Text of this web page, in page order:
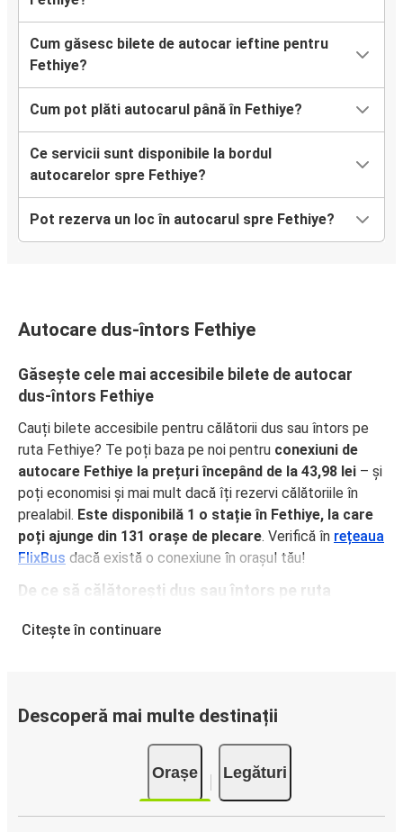
Cum găsesc bilete de autocar ieftine pentru
Fethiye?
Cum pot plăti autocarul până în Fethiye?
Ce servicii sunt disponibile la bordul
autocarelor spre Fethiye?
Pot rezerva un loc în autocarul spre Fethiye?
Autocare dus-întors Fethiye
Găsește cele mai accesibile bilete de autocar
dus-întors Fethiye
Cauți bilete accesibile pentru călătorii dus sau întors pe
ruta Fethiye? Te poți baza pe noi pentru conexiuni de
autocare Fethiye la prețuri începând de la 43,98 lei – și
poți economisi și mai mult dacă îți rezervi călătoriile în
prealabil. Este disponibilă 1 o stație în Fethiye, la care
poți ajunge din 131 orașe de plecare. Verifică în rețeaua
FlixBus dacă există o conexiune în orașul tău!
De ce să călătorești dus sau întors pe ruta
FlixBus oferă servicii confortabile la prețuri accesibile,
ruta Fethiye, grație dotărilor noastre precum Wi-Fi gratuit
și prize electrice la bordul autocarelor. Alege locul
preferat la efectuarea rezervării și călătorește relaxat,
având bagajul de mână și cel de cală incluse în bilet.
Cum să îți rezervi biletul de autocar pentru
Citește în continuare
Descoperă mai multe destinații
Orașe Legături